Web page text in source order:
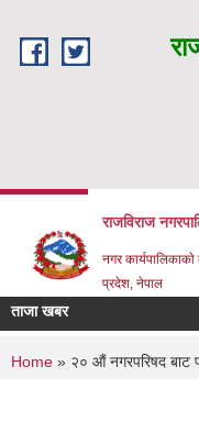
राजविराज
नगर
प्रदेश, नेपाल
ताजा खबर
You are here
Home » २० औं नगरपरिषद बाट